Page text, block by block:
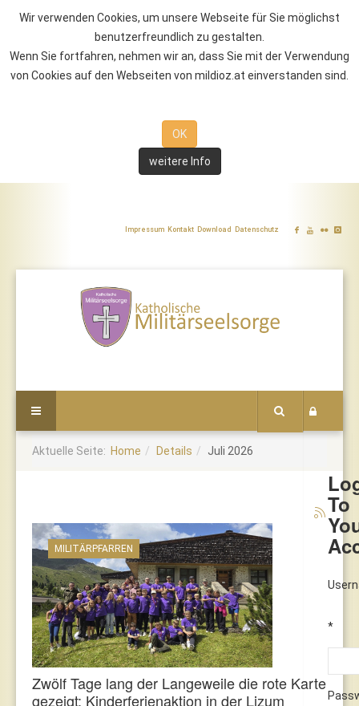
Wir verwenden Cookies, um unsere Webseite für Sie möglichst
benutzerfreundlich zu gestalten.
Wenn Sie fortfahren, nehmen wir an, dass Sie mit der Verwendung
von Cookies auf den Webseiten von mildioz.at einverstanden sind.
OK
weitere Info
Impressum Kontakt Download Datenschutz
To
*
Aktuelle Seite: Home Details Juli 2026
MILITÄRPFARREN
Zwölf Tage lang der Langeweile die rote Karte
gezeigt: Kinderferienaktion in der Lizum